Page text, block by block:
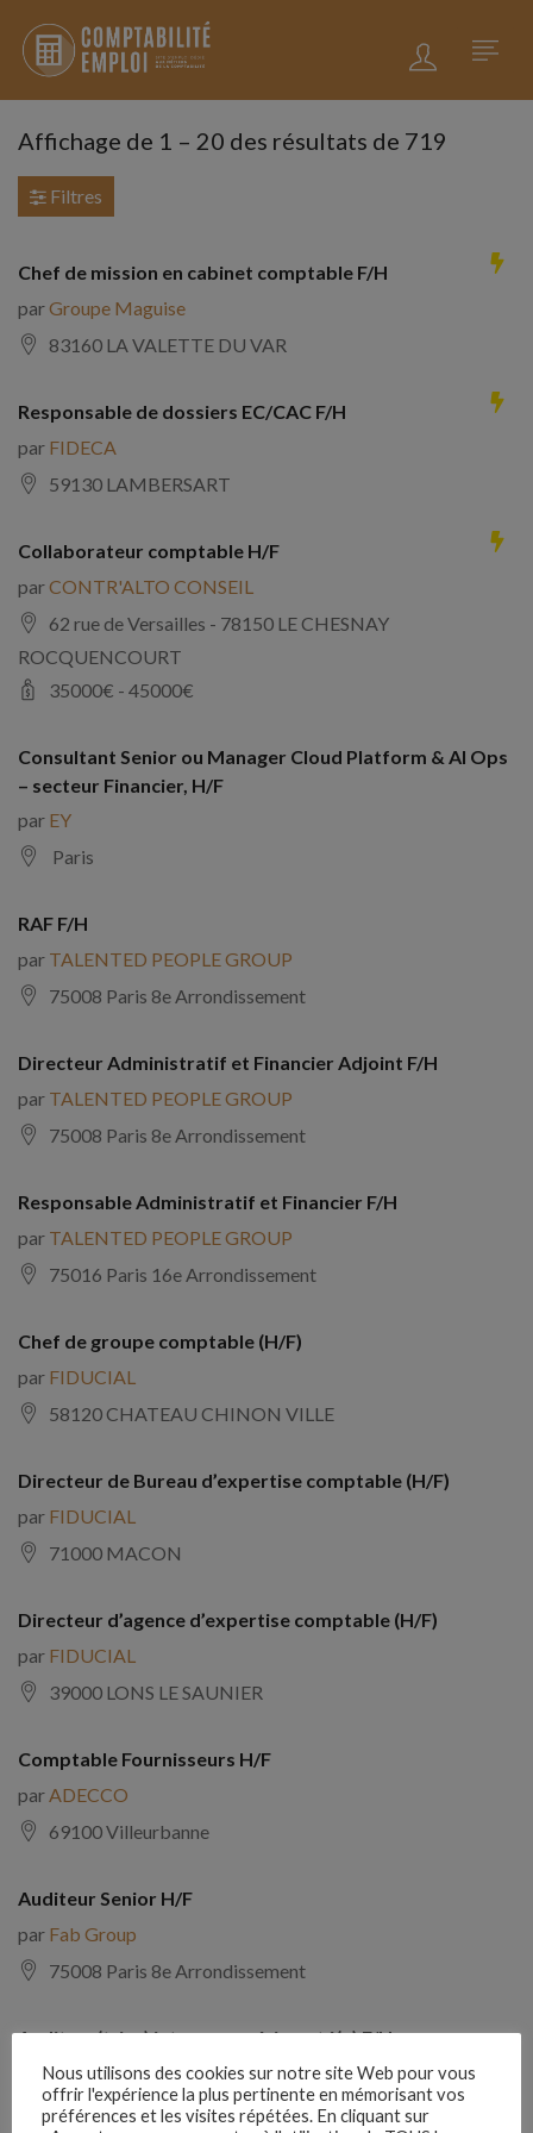
Affichage de 1 – 20 des résultats de 719
Filtres
Chef de mission en cabinet comptable F/H
parGroupe Maguise
83160 LA VALETTE DU VAR
Responsable de dossiers EC/CAC F/H
par FIDECA
59130 LAMBERSART
Collaborateur comptable H/F
parCONTR'ALTO CONSEIL
62 rue de Versailles - 78150 LE CHESNAY
ROCQUENCOURT
35000€ - 45000€
Consultant Senior ou Manager Cloud Platform & AI Ops
– secteur Financier, H/F
par EY
Paris
RAF F/H
par TALENTED PEOPLE GROUP
75008 Paris 8e Arrondissement
Directeur Administratif et Financier Adjoint F/H
par TALENTED PEOPLE GROUP
75008 Paris 8e Arrondissement
Responsable Administratif et Financier F/H
par TALENTED PEOPLE GROUP
75016 Paris 16e Arrondissement
Chef de groupe comptable (H/F)
par FIDUCIAL
58120 CHATEAU CHINON VILLE
Directeur de Bureau d’expertise comptable (H/F)
par FIDUCIAL
71000 MACON
Directeur d’agence d’expertise comptable (H/F)
par FIDUCIAL
39000 LONS LE SAUNIER
Comptable Fournisseurs H/F
par ADECCO
69100 Villeurbanne
Auditeur Senior H/F
par Fab Group
75008 Paris 8e Arrondissement
Auditeur(trice) interne expérimenté(e) F/H
parComptabilite Emploi
39130 Châtillon
Nous utilisons des cookies sur notre site Web pour vous
offrir l'expérience la plus pertinente en mémorisant vos
préférences et les visites répétées. En cliquant sur